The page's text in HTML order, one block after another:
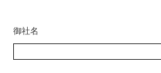
御社名